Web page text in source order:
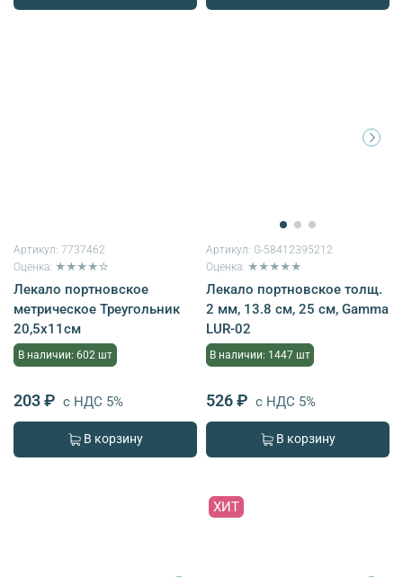
Артикул: 7737462
Оценка: ★★★★☆
Лекало портновское
метрическое Треугольник
20,5х11см
В наличии: 602 шт
203 ₽ с НДС 5%
В корзину
Артикул: G-58412395212
Оценка: ★★★★★
Лекало портновское толщ.
2 мм, 13.8 см, 25 см, Gamma
LUR-02
В наличии: 1447 шт
526 ₽ с НДС 5%
В корзину
ХИТ